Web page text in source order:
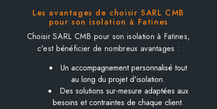
Les avantages de choisir SARL CMB
pour son isolation à Fatines
Choisir SARL CMB pour son isolation à Fatines,
c'est bénéficier de nombreux avantages :
Un accompagnement personnalisé tout
au long du projet d'isolation.
Des solutions sur-mesure adaptées aux
besoins et contraintes de chaque client.